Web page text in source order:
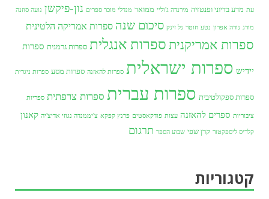
עת מדע בדיוני ופנטזיה מירנדה ג'וליי ממואר מנדלי מוכר ספרים נון-פיקשן נועה סוזנה
מורג נורה אפרון נטע חוטר נל זינק סיכום שנה ספרות אמריקה הלטינית
ספרות אמריקניתספרות אנגלית ספרות גרמנית ספרות
יידיש ספרות ישראלית ספרות להאזנה ספרות מסע ספרות ניגרית
ספרות ספקולטיבית ספרות עברית ספרות צרפתית ספריות
ציבוריות ספרים להאזנה עצות פודקאסטים פרנץ קפקא צ'יממנדה נגוזי אדיצ'יה קאנון
קלריס ליספקטור קרן שפי שבוע הספר תרגום
קטגוריות